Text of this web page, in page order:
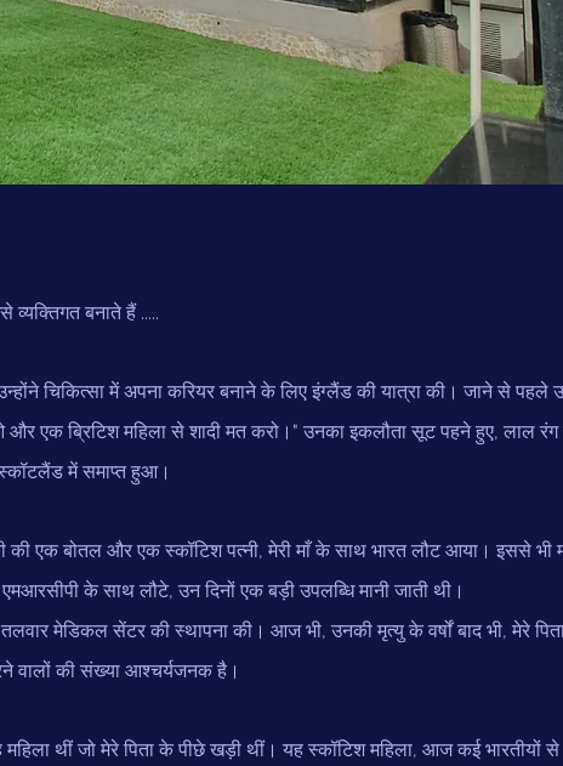
व्यक्तिगत बनाते हैं .....
चिकित्सा में अपना करियर बनाने के लिए इंग्लैंड की यात्रा की। जाने से पहले
और एक ब्रिटिश महिला से शादी मत करो।" उनका इकलौता सूट पहने हुए, लाल
में समाप्त हुआ।
की एक बोतल और एक स्कॉटिश पत्नी, मेरी माँ के साथ भारत लौट आया। इससे भी
के साथ लौटे, उन दिनों एक बड़ी उपलब्धि मानी जाती थी।
मेडिकल सेंटर की स्थापना की। आज भी, उनकी मृत्यु के वर्षों बाद भी, मेरे
वालों की संख्या आश्चर्यजनक है।
थीं जो मेरे पिता के पीछे खड़ी थीं। यह स्कॉटिश महिला, आज कई भारतीयों से